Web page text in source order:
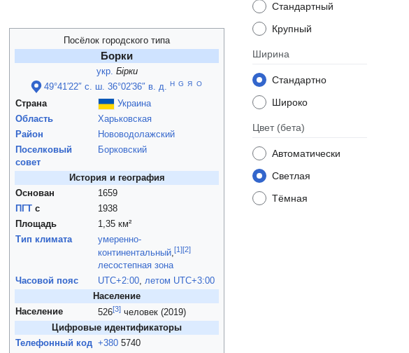
Стандартный
Крупный
Ширина
Стандартно
Широко
Цвет (бета)
Автоматически
Светлая
Тёмная
Посёлок городского типа
Борки
укр. Бірки
49°41′22″ с. ш. 36°02′36″ в. д. H G Я O
Страна
Украина
Область
Харьковская
Район
Нововодолажский
Поселковый
совет
Борковский
История и география
Основан
1659
ПГТ с
1938
Площадь
1,35 км²
Тип климата
умеренно-
континентальный,[1][2]
лесостепная зона
Часовой пояс
UTC+2:00, летом UTC+3:00
Население
Население
526[3] человек (2019)
Цифровые идентификаторы
Телефонный код +380 5740